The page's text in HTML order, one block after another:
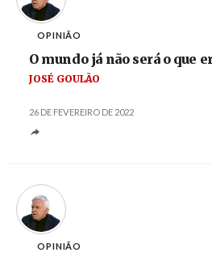
OPINIÃO
O mundo já não será o que
JOSÉ GOULÃO
26 DE FEVEREIRO DE 2022
OPINIÃO